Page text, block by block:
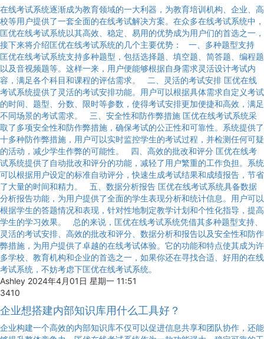
在线考试系统逐渐成为教育领域的一大利器，为教育培训机构、企业、高
校等用户提供了一套全面的在线考试解决方案。在众多在线考试系统中，
匡优在线考试系统以其高效、稳定、易用的优势成为用户们的首选之一，
接下来将介绍匡优在线考试系统的几个主要优势： 一、多种题型支持
匡优在线考试系统支持多种题型，包括选择题、填空题、简答题、编程题
以及音视频题等。这样一来，用户便能够根据自身需求灵活设计考试内
容，满足各个科目和课程的评估需求。 二、灵活的考试安排 匡优在线
考试系统提供了灵活的考试安排功能。用户可以根据具体需求自定义考试
的时间、题型、分数、限时等参数，使得考试安排更加便捷和高效，满足
不同场景的考试需求。 三、安全性和防作弊措施 匡优在线考试系统采
取了多项安全性和防作弊措施，确保考试的公正性和可靠性。系统提供了
十多种防作弊措施，用户可以实时监控学生的考试过程，并检测任何可疑
的活动，减少学生作弊的可能性。 四、高效的批改和评分 匡优在线考
试系统提供了自动批改和评分的功能，减轻了用户繁重的工作负担。系统
可以根据用户设定的标准自动评分，快速生成考试结果和成绩报告，节省
了大量的时间和精力。 五、数据分析报告 匡优在线考试系统具备数据
分析报告功能，为用户提供了全面的学生表现分析和统计信息。用户可以
根据学生的答题情况和表现，针对性地制定教学计划和个性化指导，提高
学生的学习效果。 总的来说，匡优在线考试系统凭借其多种题型支持、
灵活的考试安排、高效的批改和评分、数据分析和报告以及安全性和防作
弊措施，为用户提供了卓越的在线考试体验。它的功能和特点使其成为许
多学校、教育机构和企业的首选之一，如果你还在寻找合适、好用的在线
考试系统，不妨考虑下匡优在线考试系统。
Ashley 2024年4月01日 星期一 11:51
3410
企业想搭建内部知识库用什么工具好？
企业构建一个高效的内部知识库不仅可以促进信息共享和团队协作，还能